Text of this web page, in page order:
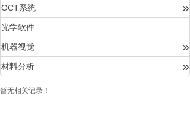
OCT系统 »
光学软件
机器视觉 »
材料分析 »
暂无相关记录！